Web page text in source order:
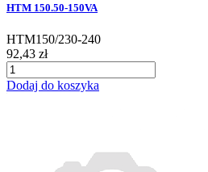
HTM 150.50-150VA
HTM150/230-240
92,43 zł
Dodaj do koszyka